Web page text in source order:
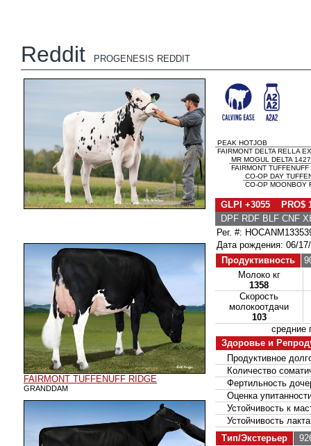
Reddit PROGENESIS REDDIT
FAIRMONT TUFFENUFF RIDGE
GRANDDAM
PEAK HOTJOB
FAIRMONT DELTA RELLA
MR MOGUL DELTA 1427
FAIRMONT
CO-OP DAY
CO-OP MOONBOY
GLPI +3055 PRO$
DPF RDF BLF CNF
Рег. #:
Дата рождения: 06/
Продуктивность
Молоко кг
1358
Скорость
молокоотдачи
103
Здоровье и
Продуктивное
Количество
Фертильность
Оценка
Устойчивость к
Устойчивость
Тип/Экстерьер